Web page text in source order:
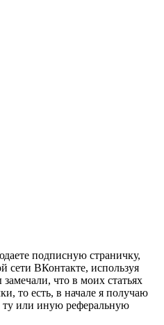
подписную страничку,
сети ВКонтакте, используя
что в моих статьях
то есть, в начале я получаю
или иную реферальную